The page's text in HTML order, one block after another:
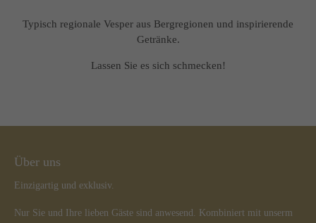
Typisch regionale Vesper aus Bergregionen und inspirierende
Getränke.
Lassen Sie es sich schmecken!
Über uns
Einzigartig und exklusiv.
Nur Sie und Ihre lieben Gäste sind anwesend. Kombiniert mit unserm